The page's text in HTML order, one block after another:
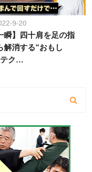
9-20
瞬】四十肩を足の指
解消する“おもし
テク…